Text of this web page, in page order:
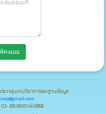
คะแนน
กลุ่มงานวิชาการและฐานข้อมูล
265 6500 ต่อ 6858